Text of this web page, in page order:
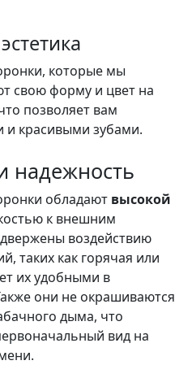
которые мы
свою форму и цвет на
позволяет вам
и красивыми зубами.
надежность
обладают высокой
к внешним
воздействию
таких как горячая или
их удобными в
они не окрашиваются
дыма, что
вид на